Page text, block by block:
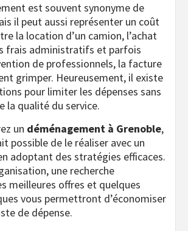
est souvent synonyme de
il peut aussi représenter un coût
la location d’un camion, l’achat
frais administratifs et parfois
de professionnels, la facture
grimper. Heureusement, il existe
pour limiter les dépenses sans
la qualité du service.
un déménagement à Grenoble,
possible de le réaliser avec un
adoptant des stratégies efficaces.
une recherche
meilleures offres et quelques
vous permettront d’économiser
de dépense.